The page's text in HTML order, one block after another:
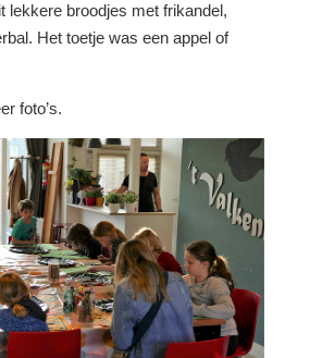
lekkere broodjes met frikandel,
Het toetje was een appel of
foto’s.